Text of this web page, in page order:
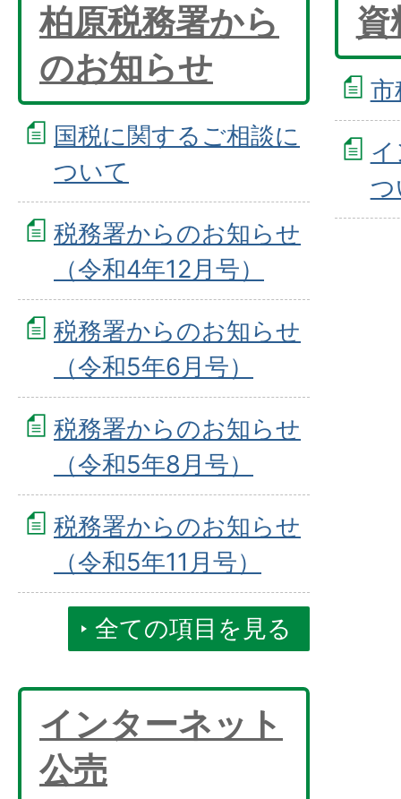
柏原税務署から
のお知らせ
国税に関するご相談に
ついて
税務署からのお知らせ
（令和4年12月号）
税務署からのお知らせ
（令和5年6月号）
税務署からのお知らせ
（令和5年8月号）
税務署からのお知らせ
（令和5年11月号）
全ての項目を見る
資
市
インターネット
公売